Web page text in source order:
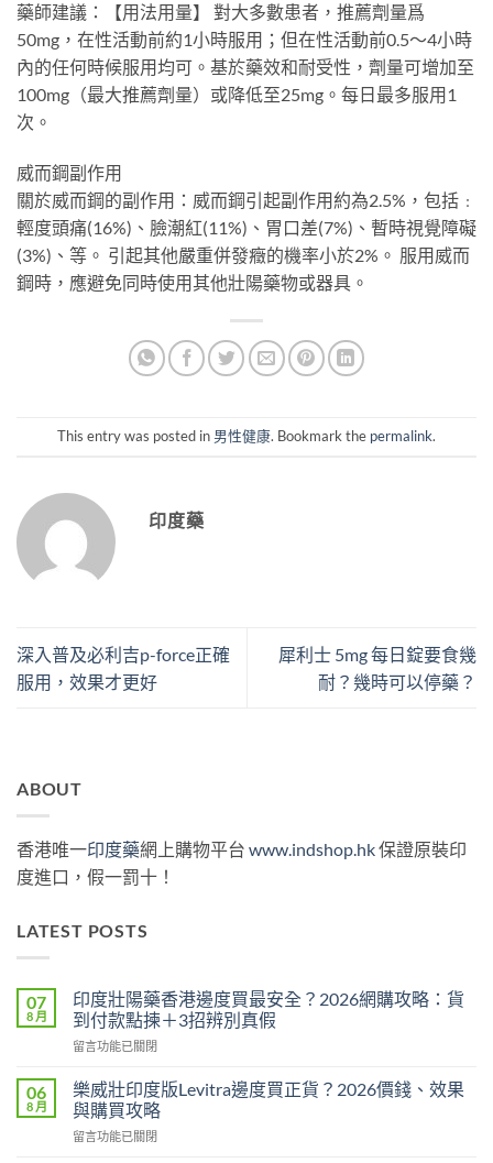
藥師建議：【用法用量】 對大多數患者，推薦劑量爲
50mg，在性活動前約1小時服用；但在性活動前0.5～4小時
內的任何時候服用均可。基於藥效和耐受性，劑量可增加至
100mg（最大推薦劑量）或降低至25mg。每日最多服用1
次。
威而鋼副作用
關於威而鋼的副作用：威而鋼引起副作用約為2.5%，包括﹕
輕度頭痛(16%)、臉潮紅(11%)、胃口差(7%)、暫時視覺障礙
(3%)、等。 引起其他嚴重併發癥的機率小於2%。 服用威而
鋼時，應避免同時使用其他壯陽藥物或器具。
This entry was posted in 男性健康. Bookmark the permalink.
印度藥
深入普及必利吉p-force正確
服用，效果才更好
犀利士 5mg 每日錠要食幾
耐？幾時可以停藥？
ABOUT
香港唯一印度藥網上購物平台 www.indshop.hk保證原裝印
度進口，假一罰十！
LATEST POSTS
07
8 月
印度壯陽藥香港邊度買最安全？2026網購攻略：貨
到付款點揀＋3招辨別真假
在
度
壯
陽
藥
留言功能已關閉
06
8 月
樂威壯印度版Levitra邊度買正貨？2026價錢、效果
與購買攻略
在
留言功能已關閉